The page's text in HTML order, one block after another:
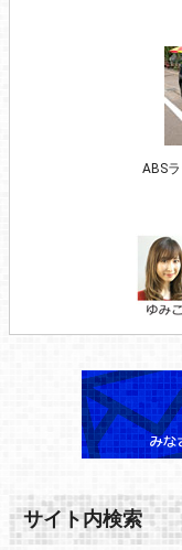
ABS
サイト内検索